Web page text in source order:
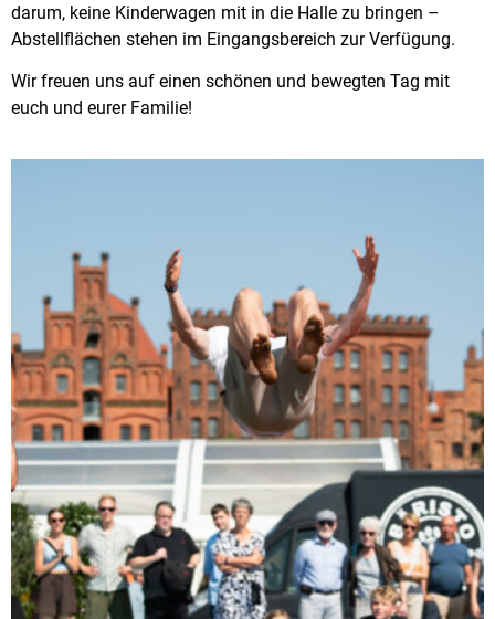
darum, keine Kinderwagen mit in die Halle zu bringen –
Abstellflächen stehen im Eingangsbereich zur Verfügung.
Wir freuen uns auf einen schönen und bewegten Tag mit
euch und eurer Familie!